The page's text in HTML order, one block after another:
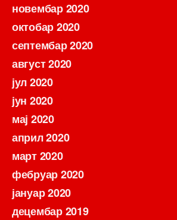
новембар 2020
октобар 2020
септембар 2020
август 2020
јул 2020
јун 2020
мај 2020
април 2020
март 2020
фебруар 2020
јануар 2020
децембар 2019